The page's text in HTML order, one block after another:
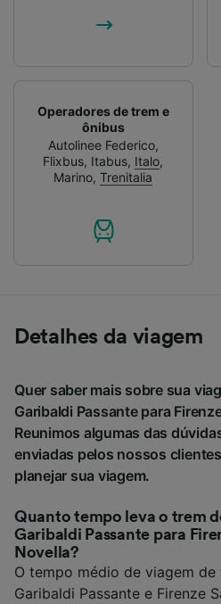
Operadores de trem e
ônibus
Autolinee Federico,
Flixbus, Itabus, Italo,
Marino,Trenitalia
Detalhes da viagem
Quer saber mais sobre sua
Garibaldi Passante para
Reunimos algumas das
enviadas pelos nossos
planejar sua viagem.
Quanto tempo leva o trem
Garibaldi Passante para
Novella?
O tempo médio de viagem
Garibaldi Passante e Firenze